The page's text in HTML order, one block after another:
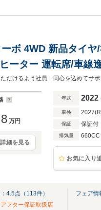
ボ 4WD 新品タイ
ーター 運転席/車線
ンプ LED/USBジャ
万円
詳細を見る
年式 2022
車検
保証 保証付
排気量 660CC
お気に入り
4.5点（ 113件）
フター保証取扱店
フェア情